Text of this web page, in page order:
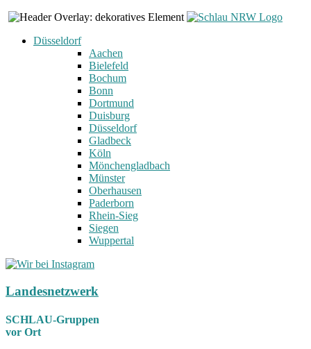
Düsseldorf
Aachen
Bielefeld
Bochum
Bonn
Dortmund
Duisburg
Düsseldorf
Gladbeck
Köln
Mönchengladbach
Münster
Oberhausen
Paderborn
Rhein-Sieg
Siegen
Wuppertal
Landesnetzwerk
SCHLAU-Gruppen
vor Ort